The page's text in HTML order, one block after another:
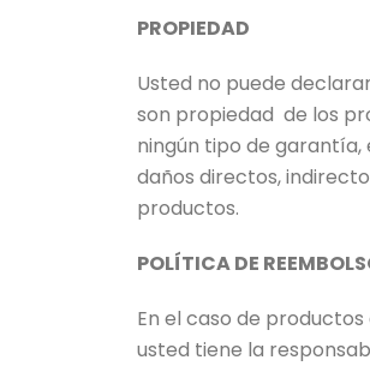
PROPIEDAD
Usted no puede
son propiedad de los
ningún tipo de
daños directos,
productos.
POLÍTICA DE
En el caso de
usted tiene la